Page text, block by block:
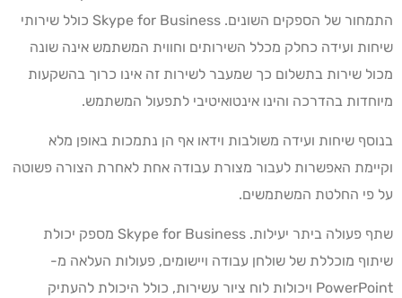
התמחור של הספקים השונים. Skype for Business כולל שירותי
שיחות ועידה כחלק מכלל השירותים וחווית המשתמש אינה שונה
מכול שירות בתשלום כך שמעבר לשירות זה אינו כרוך בהשקעות
מיוחדות בהדרכה והינו אינטואיטיבי לתפעול המשתמש.
בנוסף שיחות ועידה משולבות וידאו אף הן נתמכות באופן מלא
וקיימת האפשרות לעבור מצורת עבודה אחת לאחרת הצורה פשוטה
על פי החלטת המשתמשים.
שתף פעולה ביתר יעילות. Skype for Business מספק יכולת
שיתוף מוכללת של שולחן עבודה ויישומים, פעולות העלאה מ-
PowerPoint ויכולות לוח ציור עשירות, כולל היכולת להעתיק